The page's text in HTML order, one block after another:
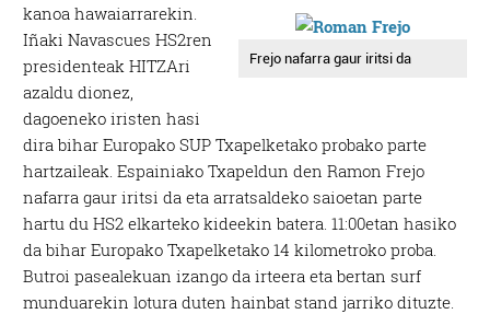
kanoa hawaiarrarekin.
Frejo nafarra gaur iritsi da
Iñaki Navascues HS2ren
presidenteak HITZAri
azaldu dionez,
dagoeneko iristen hasi
dira bihar Europako SUP Txapelketako probako parte
hartzaileak. Espainiako Txapeldun den Ramon Frejo
nafarra gaur iritsi da eta arratsaldeko saioetan parte
hartu du HS2 elkarteko kideekin batera. 11:00etan hasiko
da bihar Europako Txapelketako 14 kilometroko proba.
Butroi pasealekuan izango da irteera eta bertan surf
munduarekin lotura duten hainbat stand jarriko dituzte.